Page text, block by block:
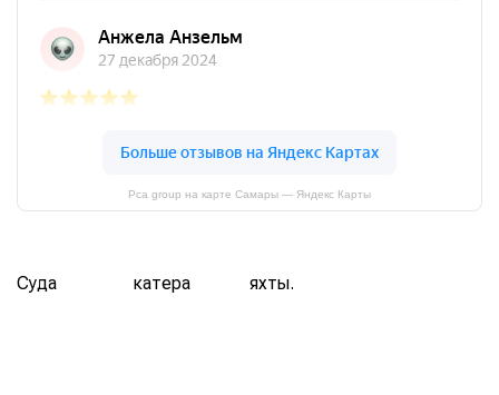
Pca group на карте Самары — Яндекс Карты
Суда катера яхты.